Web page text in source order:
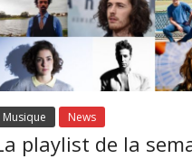
Musique News
playlist de la